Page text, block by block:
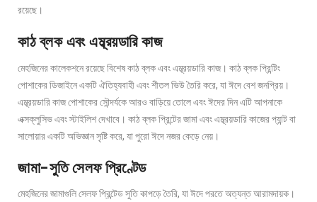
রয়েছে।
কাঠ ব্লক এবং এম্ব্রয়ডারি কাজ
মেহজিনের কালেকশনে রয়েছে বিশেষ কাঠ ব্লক এবং এম্ব্রয়ডারি কাজ। কাঠ ব্লক প্রিন্টিং
পোশাকের ডিজাইনে একটি ঐতিহ্যবাহী এবং শীতল ভিউ তৈরি করে, যা ঈদে বেশ জনপ্রিয়।
এম্ব্রয়ডারি কাজ পোশাকের সৌন্দর্যকে আরও বাড়িয়ে তোলে এবং ঈদের দিন এটি আপনাকে
এক্সক্লুসিভ এবং স্টাইলিশ দেখাবে। কাঠ ব্লক প্রিন্টের জামা এবং এম্ব্রয়ডারি কাজের প্যান্ট বা
সালোয়ার একটি অভিজ্ঞান সৃষ্টি করে, যা পুরো ঈদে নজর কেড়ে নেয়।
জামা-সুতি সেলফ প্রিণ্টেড
মেহজিনের জামাগুলি সেলফ প্রিন্টেড সুতি কাপড়ে তৈরি, যা ঈদে পরতে অত্যন্ত আরামদায়ক।